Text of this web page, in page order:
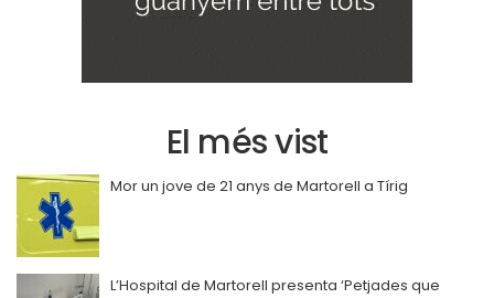
El més vist
Mor un jove de 21 anys de Martorell a Tírig
L’Hospital de Martorell presenta ‘Petjades que